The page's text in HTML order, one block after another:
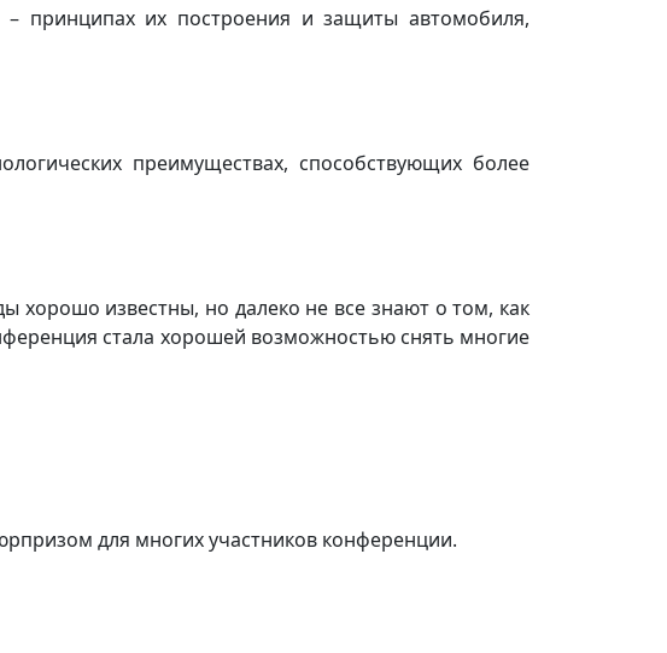
– принципах их построения и защиты автомобиля,
преимуществах, способствующих более
хорошо известны, но далеко не все знают о том, как
стала хорошей возможностью снять многие
для многих участников конференции.